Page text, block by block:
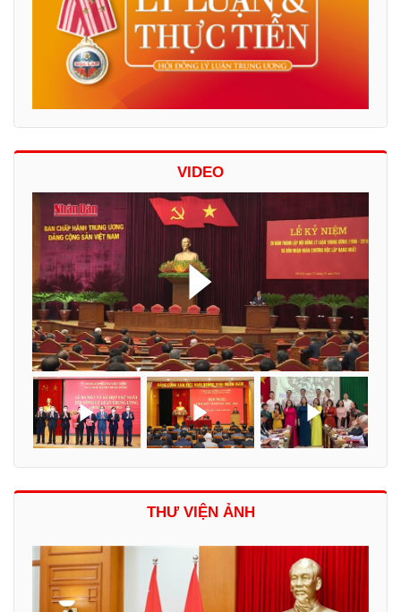
VIDEO
THƯ VIỆN ẢNH